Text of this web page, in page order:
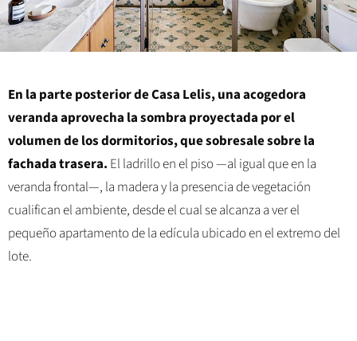
En la parte posterior de Casa Lelis, una acogedora
veranda aprovecha la sombra proyectada por el
volumen de los dormitorios, que sobresale sobre la
fachada trasera. El ladrillo en el piso —al igual que en la
veranda frontal—, la madera y la presencia de vegetación
cualifican el ambiente, desde el cual se alcanza a ver el
pequeño apartamento de la edícula ubicado en el extremo del
lote.